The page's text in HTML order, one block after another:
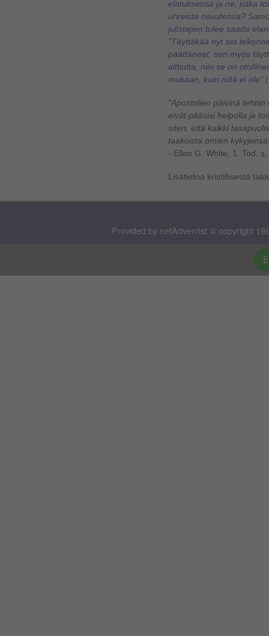
elatuksensa ja ne, jotka
uhreista osuutensa?
julistajien tulee saada
"Täyttäkää nyt siis
päättäneet, sen myös
alttiutta, niin se on
mukaan, kuin niitä ei ole"
"Apostolien päivinä
eivät pääsisi helpolla ja
siten, että kaikki
taakoista omien
- Ellen G. White, 1. Tod.
Lisätietoa kristillisestä
Provided by netAdventist © copyright